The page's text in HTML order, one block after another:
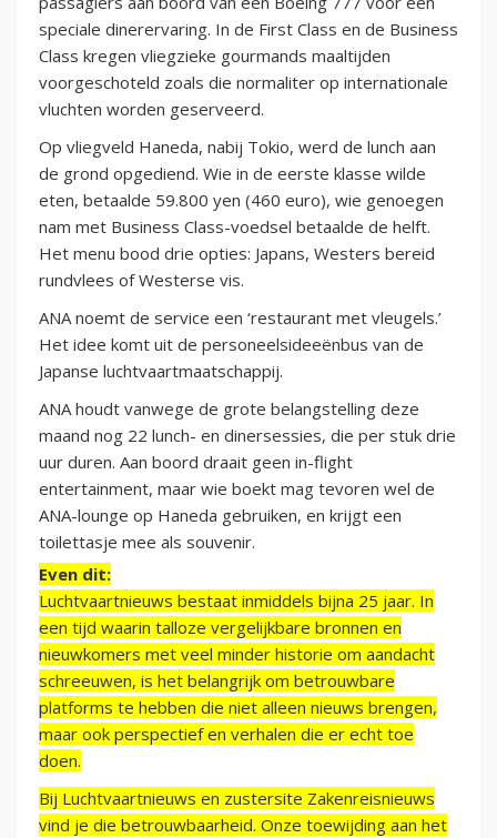
speciale dinerervaring. In de First Class en de Business
Class kregen vliegzieke gourmands maaltijden
voorgeschoteld zoals die normaliter op internationale
vluchten worden geserveerd.
Op vliegveld Haneda, nabij Tokio, werd de lunch aan
de grond opgediend. Wie in de eerste klasse wilde
eten, betaalde 59.800 yen (460 euro), wie genoegen
nam met Business Class-voedsel betaalde de helft.
Het menu bood drie opties: Japans, Westers bereid
rundvlees of Westerse vis.
ANA noemt de service een ‘restaurant met vleugels.’
Het idee komt uit de personeelsideeënbus van de
Japanse luchtvaartmaatschappij.
ANA houdt vanwege de grote belangstelling deze
maand nog 22 lunch- en dinersessies, die per stuk drie
uur duren. Aan boord draait geen in-flight
entertainment, maar wie boekt mag tevoren wel de
ANA-lounge op Haneda gebruiken, en krijgt een
toilettasje mee als souvenir.
Even dit:
Luchtvaartnieuws bestaat inmiddels bijna 25 jaar. In
een tijd waarin talloze vergelijkbare bronnen en
nieuwkomers met veel minder historie om aandacht
schreeuwen, is het belangrijk om betrouwbare
platforms te hebben die niet alleen nieuws brengen,
maar ook perspectief en verhalen die er echt toe
doen.
Bij Luchtvaartnieuws en zustersite Zakenreisnieuws
vind je die betrouwbaarheid. Onze toewijding aan het